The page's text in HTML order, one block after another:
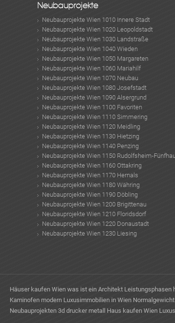
Neubauprojekte
Neubauprojekte Wien 1010 Innere Stadt
Neubauprojekte Wien 1020 Leopoldstadt
Neubauprojekte Wien 1030 Landstraße
Neubauprojekte Wien 1040 Wieden
Neubauprojekte Wien 1050 Margareten
Neubauprojekte Wien 1060 Mariahilf
Neubauprojekte Wien 1070 Neubau
Neubauprojekte Wien 1080 Josefstadt
Neubauprojekte Wien 1090 Alsergrund
Neubauprojekte Wien 1100 Favoriten
Neubauprojekte Wien 1110 Simmering
Neubauprojekte Wien 1120 Meidling
Neubauprojekte Wien 1130 Hietzing
Neubauprojekte Wien 1140 Penzing
Neubauprojekte Wien 1150 Rudolfsheim-
Neubauprojekte Wien 1160 Ottakring
Neubauprojekte Wien 1170 Hernals
Neubauprojekte Wien 1180 Währing
Neubauprojekte Wien 1190 Döbling
Neubauprojekte Wien 1200 Brigittenau
Neubauprojekte Wien 1210 Floridsdorf
Neubauprojekte Wien 1220 Donaustadt
Neubauprojekte Wien 1230 Liesing
Häuser kaufen Wien was ist ein Architekt Leistungsphasen
Kaminofen modern Luxusimmobilien in Wien Normalgewicht
Neubauprojekten 3d drucker metall Haus kaufen Wien